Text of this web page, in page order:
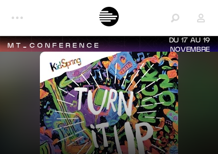
DU 17 AU 19
NOVEMBRE